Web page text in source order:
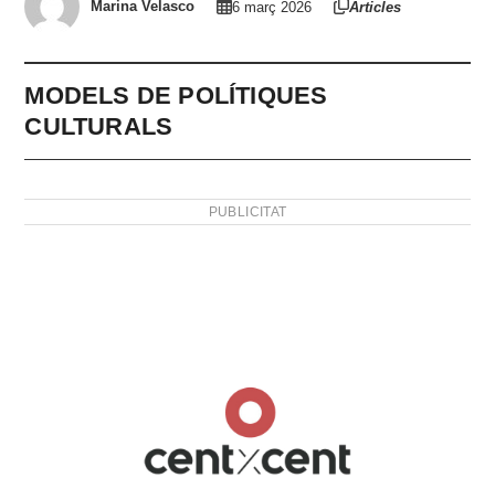
Marina Velasco 6 març 2026 Articles
MODELS DE POLÍTIQUES
CULTURALS
PUBLICITAT